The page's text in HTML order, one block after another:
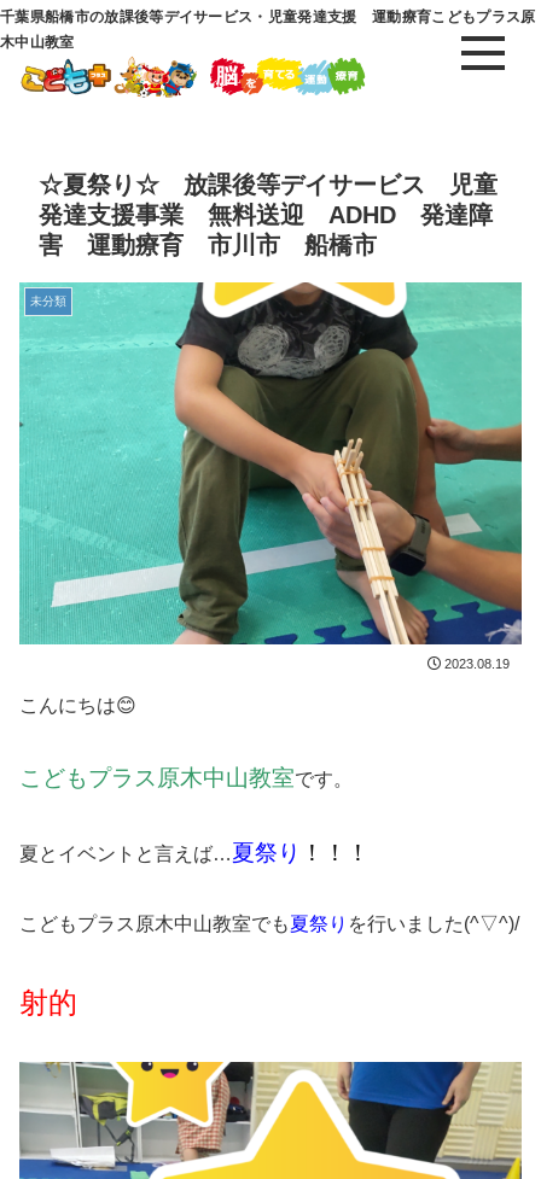
千葉県船橋市の放課後等デイサービス・児童発達支援 運動療育こどもプラス原
木中山教室
☆夏祭り☆ 放課後等デイサービス 児童
発達支援事業 無料送迎 ADHD 発達障
害 運動療育 市川市 船橋市
未分類
2023.08.19
こんにちは😊
こどもプラス原木中山教室です。
夏とイベントと言えば…夏祭り ！！！
こどもプラス原木中山教室でも夏祭り を行いました(^▽^)/
射的